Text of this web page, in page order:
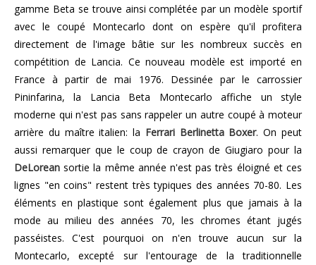
gamme Beta se trouve ainsi complétée par un modèle sportif
avec le coupé Montecarlo dont on espère qu'il profitera
directement de l'image bâtie sur les nombreux succès en
compétition de Lancia. Ce nouveau modèle est importé en
France à partir de mai 1976. Dessinée par le carrossier
Pininfarina, la Lancia Beta Montecarlo affiche un style
moderne qui n'est pas sans rappeler un autre coupé à moteur
arrière du maître italien: la Ferrari Berlinetta Boxer. On peut
aussi remarquer que le coup de crayon de Giugiaro pour la
DeLorean sortie la même année n'est pas très éloigné et ces
lignes "en coins" restent très typiques des années 70-80. Les
éléments en plastique sont également plus que jamais à la
mode au milieu des années 70, les chromes étant jugés
passéistes. C'est pourquoi on n'en trouve aucun sur la
Montecarlo, excepté sur l'entourage de la traditionnelle